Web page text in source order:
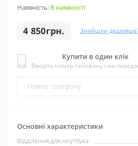
Наявність: В наявності
4 850грн. Знайшли
Купити в один клік
Введіть номер телефону і ми
Основні характеристики
Відділення для ноутбука: